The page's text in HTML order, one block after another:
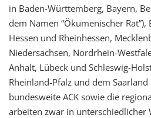
in Baden-Württemberg, Bayern,
dem Namen “Ökumenischer
Hessen und Rheinhessen,
Niedersachsen, Nordrhein-
Anhalt, Lübeck und Schleswig-
Rheinland-Pfalz und dem
bundesweite ACK sowie die
arbeiten zwar in unterschiedlicher